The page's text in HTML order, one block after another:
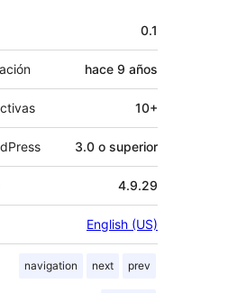
0.1
hace 9 años
10+
3.0 o superior
4.9.29
English (US)
navigation next prev